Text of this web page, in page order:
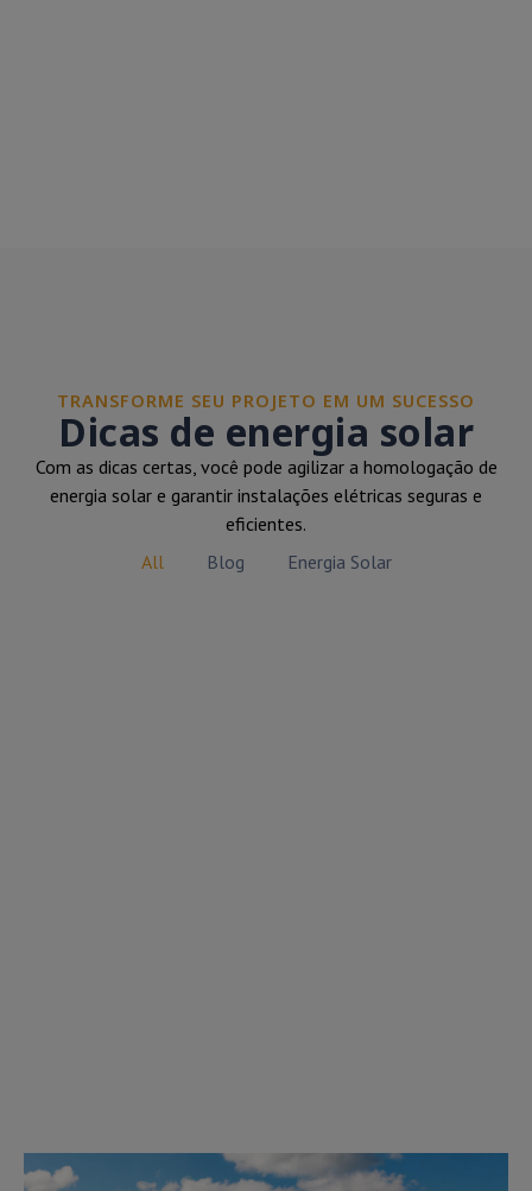
TRANSFORME SEU PROJETO EM UM SUCESSO
Dicas de energia solar
Com as dicas certas, você pode agilizar a homologação de
energia solar e garantir instalações elétricas seguras e
eficientes.
All
Blog Energia Solar